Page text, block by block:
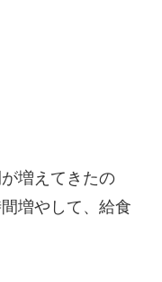
増えてきたの
増やして、給食